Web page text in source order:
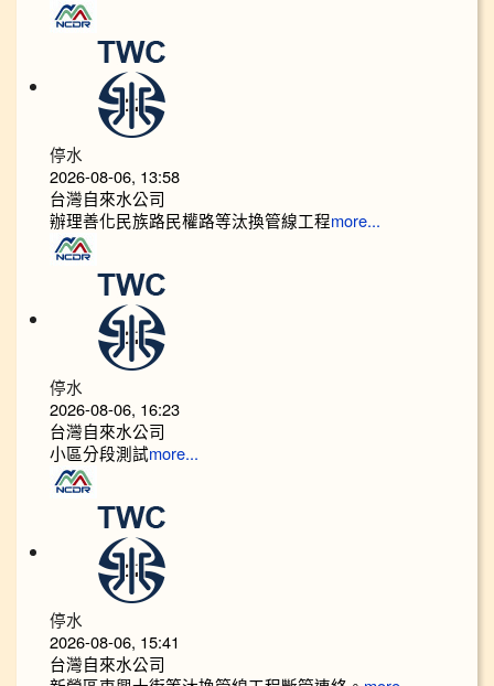
停水
2026-08-06, 13:58
台灣自來水公司
辦理善化民族路民權路等汰換管線工程more...
停水
2026-08-06, 16:23
台灣自來水公司
小區分段測試more...
停水
2026-08-06, 15:41
台灣自來水公司